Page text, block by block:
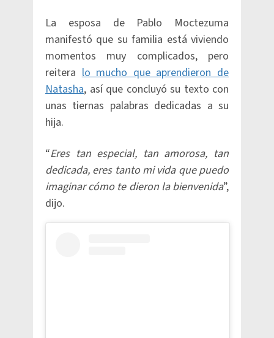
La esposa de Pablo Moctezuma
manifestó que su familia está viviendo
momentos muy complicados, pero
reitera lo mucho que aprendieron de
Natasha, así que concluyó su texto con
unas tiernas palabras dedicadas a su
hija.
“Eres tan especial, tan amorosa, tan
dedicada, eres tanto mi vida que puedo
imaginar cómo te dieron la bienvenida”,
dijo.